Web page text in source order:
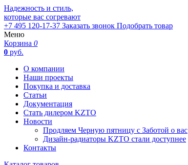
Надежность и стиль,
которые вас согревают
+7 495 120-17-37 Заказать звонок Подобрать товар
Меню
Корзина 0
0 руб.
О компании
Наши проекты
Покупка и доставка
Статьи
Документация
Стать дилером KZTO
Новости
Продляем Черную пятницу с Заботой о вас
Дизайн-радиаторы KZTO стали доступнее
Контакты